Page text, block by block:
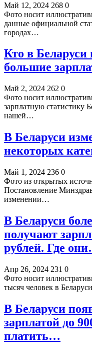
Май 12, 2024 268 0
Фото носит
данные официальной
городах…
Кто в Беларуси
большие
Май 2, 2024 262 0
Фото носит
зарплатную статистику
нашей…
В Беларуси
некоторых
Май 1, 2024 236 0
Фото из открытых
Постановление
изменении…
В Беларуси
получают
рублей. Где
Апр 26, 2024 231 0
Фото носит
тысяч человек в
В Беларуси
зарплатой до
платить…